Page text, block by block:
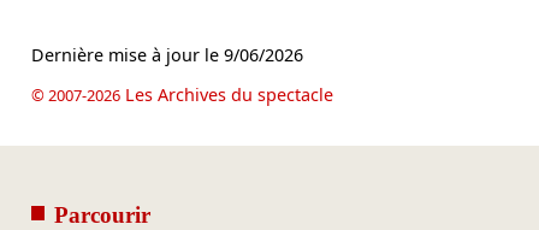
Dernière mise à jour le 9/06/2026
© 2007-2026Les Archives du spectacle
Parcourir